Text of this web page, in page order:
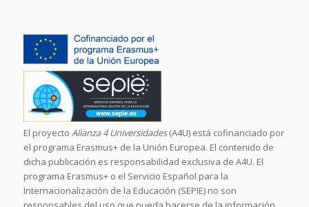
El proyecto Alianza 4 Universidades(A4U) está cofinanciado por
el programa Erasmus+ de la Unión Europea. El contenido de
dicha publicación es responsabilidad exclusiva de A4U. El
programa Erasmus+ o el Servicio Español para la
Internacionalización de la Educación (SEPIE) no son